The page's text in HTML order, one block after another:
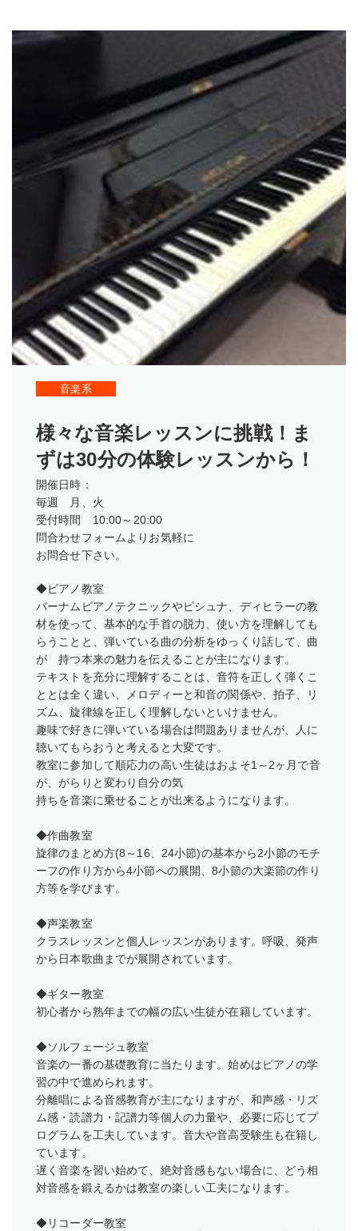
音楽系
様々な音楽レッスンに挑戦！ま
ずは30分の体験レッスンから！
開催日時：
毎週 月、火
受付時間 10:00～20:00
問合わせフォームよりお気軽に
お問合せ下さい。
◆ピアノ教室
バーナムピアノテクニックやピシュナ、ディヒラーの教
材を使って、基本的な手首の脱力、使い方を理解しても
らうことと、弾いている曲の分析をゆっくり話して、曲
が 持つ本来の魅力を伝えることが主になります。
テキストを充分に理解することは、音符を正しく弾くこ
ととは全く違い、メロディーと和音の関係や、拍子、リ
ズム、旋律線を正しく理解しないといけません。
趣味で好きに弾いている場合は問題ありませんが、人に
聴いてもらおうと考えると大変です。
教室に参加して順応力の高い生徒はおよそ1～2ヶ月で音
が、がらりと変わり自分の気
持ちを音楽に乗せることが出来るようになります。
◆作曲教室
旋律のまとめ方(8～16、24小節)の基本から2小節のモチ
ーフの作り方から4小節への展開、8小節の大楽節の作り
方等を学びます。
◆声楽教室
クラスレッスンと個人レッスンがあります。呼吸、発声
から日本歌曲までが展開されています。
◆ギター教室
初心者から熟年までの幅の広い生徒が在籍しています。
◆ソルフェージュ教室
音楽の一番の基礎教育に当たります。始めはピアノの学
習の中で進められます。
分離唱による音感教育が主になりますが、和声感・リズ
ム感・読譜力・記譜力等個人の力量や、必要に応じてプ
ログラムを工夫しています。音大や音高受験生も在籍し
ています。
遅く音楽を習い始めて、絶対音感もない場合に、どう相
対音感を鍛えるかは教室の楽しい工夫になります。
◆リコーダー教室